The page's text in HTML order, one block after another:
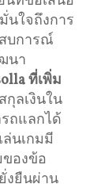
นใจถึงการ
บการณ์
นา
ที่เพิ่ม
กุลเงินใน
ถแลกได้
นเกมมี
ของข้อ
งยืนผ่าน